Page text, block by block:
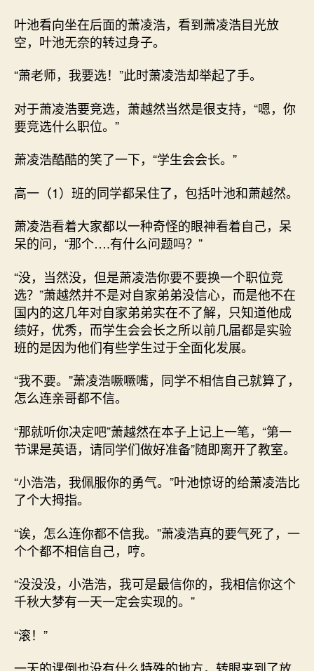
叶池看向坐在后面的萧凌浩，看到萧凌浩目光放
空，叶池无奈的转过身子。
“萧老师，我要选！”此时萧凌浩却举起了手。
对于萧凌浩要竞选，萧越然当然是很支持，“嗯，你
要竞选什么职位。”
萧凌浩酷酷的笑了一下，“学生会会长。”
高一（1）班的同学都呆住了，包括叶池和萧越然。
萧凌浩看着大家都以一种奇怪的眼神看着自己，呆
呆的问，“那个….有什么问题吗？”
“没，当然没，但是萧凌浩你要不要换一个职位竞
选？”萧越然并不是对自家弟弟没信心，而是他不在
国内的这几年对自家弟弟实在不了解，只知道他成
绩好，优秀，而学生会会长之所以前几届都是实验
班的是因为他们有些学生过于全面化发展。
“我不要。”萧凌浩噘噘嘴，同学不相信自己就算了，
怎么连亲哥都不信。
“那就听你决定吧”萧越然在本子上记上一笔，“第一
节课是英语，请同学们做好准备”随即离开了教室。
“小浩浩，我佩服你的勇气。”叶池惊讶的给萧凌浩比
了个大拇指。
“诶，怎么连你都不信我。”萧凌浩真的要气死了，一
个个都不相信自己，哼。
“没没没，小浩浩，我可是最信你的，我相信你这个
千秋大梦有一天一定会实现的。”
“滚！”